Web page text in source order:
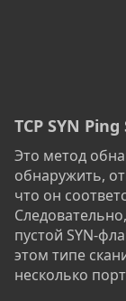
TCP SYN Ping
Это метод
обнаружить,
что он
пустой SYN-
этом типе
несколько